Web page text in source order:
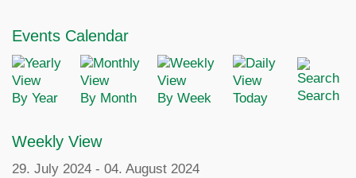
Events Calendar
By Year By Month By Week Today Search
Weekly View
29. July 2024 - 04. August 2024